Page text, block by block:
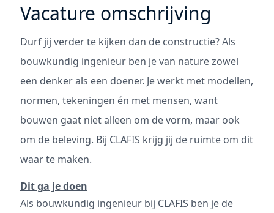
Vacature omschrijving
Durf jij verder te kijken dan de constructie? Als
bouwkundig ingenieur ben je van nature zowel
een denker als een doener. Je werkt met modellen,
normen, tekeningen én met mensen, want
bouwen gaat niet alleen om de vorm, maar ook
om de beleving. Bij CLAFIS krijg jij de ruimte om dit
waar te maken.
Dit ga je doen
Als bouwkundig ingenieur bij CLAFIS ben je de